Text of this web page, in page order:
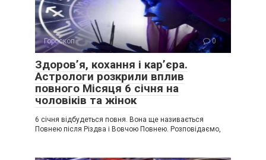
Гороскоп 0
Здоров’я, кохання і кар’єра.
Астрологи розкрили вплив
повного Місяця 6 січня на
чоловіків та жінок
6 січня відбудеться повня. Вона ще називається
Повнею після Різдва і Вовчою Повнею. Розповідаємо,